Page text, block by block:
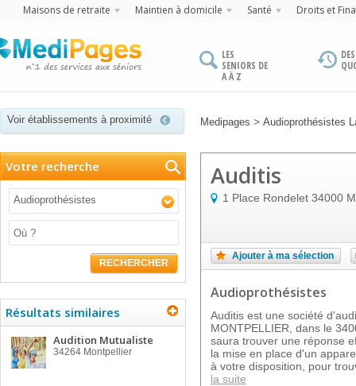
Maisons de retraite Maintien à domicile Santé Droits et
LES
SENIORS DE
A À Z
Voir établissements à proximité Medipages > Audioprothésistes
Votre recherche
Audioprothésistes
RECHERCHER
Résultats similaires
Audition Mutualiste
34264 Montpellier
Auditis
1 Place Rondelet 34000
Ajouter à ma sélection
Audioprothésistes
Auditis est une société
MONTPELLIER, dans le
saura trouver une réponse
la mise en place d'un
à votre disposition, pour
la suite